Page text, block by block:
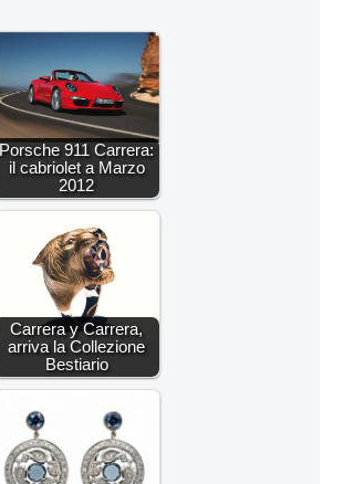
Porsche 911 Carrera:
il cabriolet a Marzo
2012
Carrera y Carrera,
arriva la Collezione
Bestiario